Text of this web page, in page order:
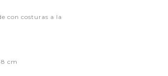
con costuras a la
cm